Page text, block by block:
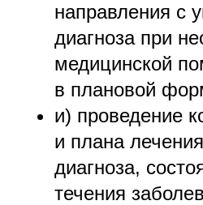
направления с
диагноза при
медицинской
в плановой
и) проведение
и плана
диагноза,
течения